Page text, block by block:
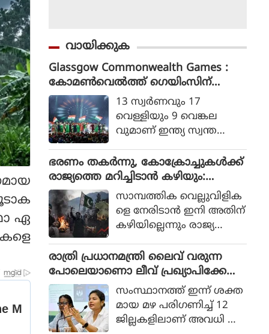
ഏ
വായിക്കുക
Glassgow Commonwealth Games :
കോമൺവെൽത്ത് ഗെയിംസിന്
ഗ്ലാസ്ഗോയിൽ കൊടിയിറങ്ങി, മെഡ
ൽ നേട്ടത്തിൽ ഇന്ത്യ നാലാമത്
13 സ്വര്‍ണവും 17
വെള്ളിയും 9 വെങ്കല
വുമാണ് ഇന്ത്യ സ്വന്ത
ഭരണം തകര്‍ന്നു, കോക്രോച്ചുകള്‍ക്ക്
രാജ്യത്തെ മറിച്ചിടാന്‍ കഴിയും:
പാകിസ്ഥാന്‍ ആഭ്യന്തര മന്ത്രി
മൊഹ്സിന്‍ നഖ്വി
സാമ്പത്തിക വെല്ലുവിളിക
ളെ നേരിടാന്‍ ഇനി അതിന്
കഴിയില്ലെന്നും രാജ്യത്തെ
മൊഹ്സിന്‍ നഖ്വി
വ്യാഴാഴ്ച പറഞ്ഞു. കര
സേനാ മേധാവി ഫീല്‍ഡ്
മാര്‍ഷല്‍ സയ്യിദ് അസിം
മുനീറിന്റെ അടുത്ത
യാളായി അറിയപ്പെടുന്ന ന
രാത്രി പ്രധാനമന്ത്രി ലൈവ് വരുന്ന
പോലെയാണൊ ലീവ് പ്രഖ്യാപിക്കേണ്ട
ത്, എറണാകുളം ജില്ലാ കളക്ടർ
ക്കെതിരെ വിമർശനം
സംസ്ഥാനത്ത് ഇന്ന് ശക്ത
മായ മഴ പരിഗണിച്ച് 12
ജില്ലകളിലാണ് അവധി പ്ര